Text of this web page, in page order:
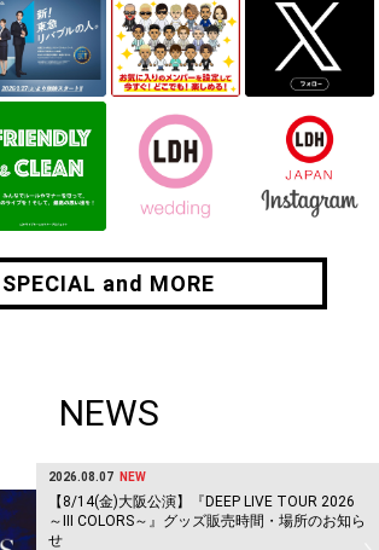
SPECIAL and MORE
SPECIAL and MORE
NEWS
2026.08.07 NEW
【8/14(金)大阪公演】『DEEP LIVE TOUR 2026
～Ⅲ COLORS～』グッズ販売時間・場所のお知ら
せ